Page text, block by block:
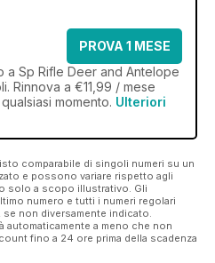
PROVA 1 MESE
a Sp Rifle Deer and Antelope
Rinnova a €11,99 / mese
momento. Ulteriori
comparabile di singoli numeri su un
e possono variare rispetto agli
solo a scopo illustrativo. Gli
numero e tutti i numeri regolari
non diversamente indicato.
a meno che non
fino a 24 ore prima della scadenza